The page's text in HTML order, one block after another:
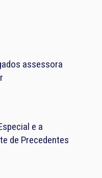
assessora
e a
de Precedentes